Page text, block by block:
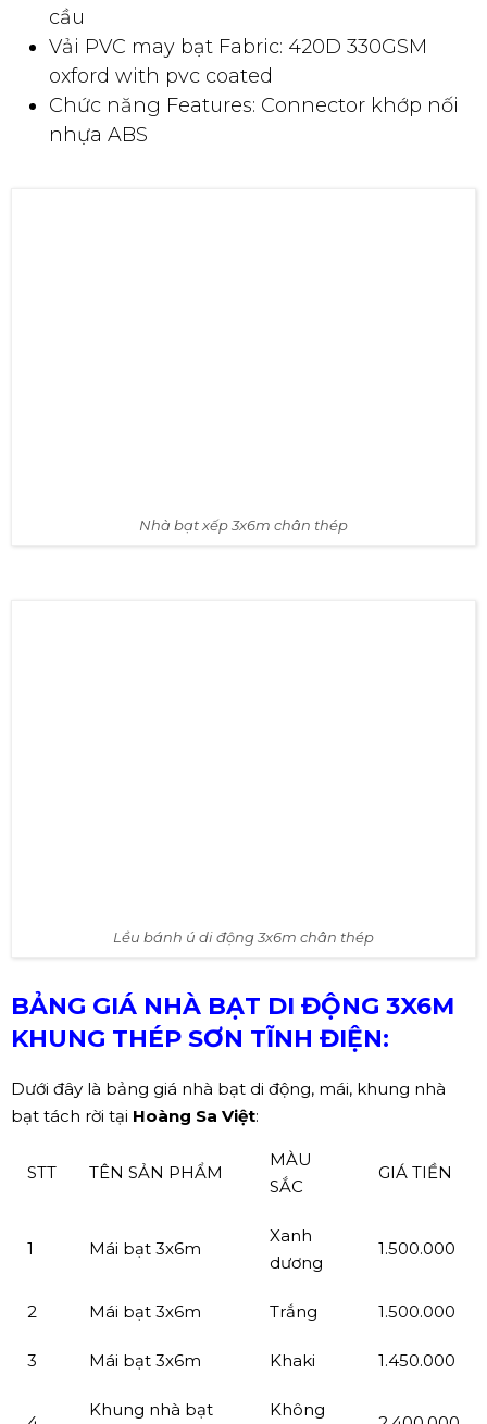
Chiều cao mái tối đa: 3.5m
Trọng lượng: 39.5kg
Màu sắc: Xanh, Đỏ Đô, Trắng, Xám...hoặc
theo yêu cầu
Thiết kế, in ấn logo thương hiệu theo yêu
Lều bánh ú di động 3x6m chân thép
BẢNG GIÁ NHÀ BẠT DI ĐỘNG 3X6M
KHUNG THÉP SƠN TĨNH ĐIỆN:
bạt tách rời tạiHoàng Sa Việt
SẮC
dương
2 Mái bạt 3x6m Trắng 1.500.000
3 Mái bạt 3x6m Khaki 1.450.000